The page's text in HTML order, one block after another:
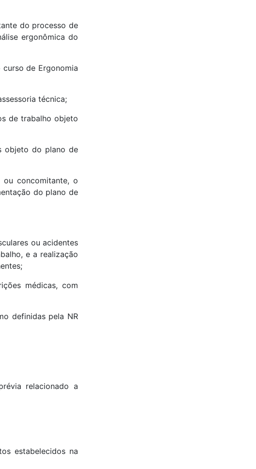
do processo de
ergonômica do
de Ergonomia
técnica;
de trabalho objeto
objeto do plano de
concomitante, o
do plano de
ou acidentes
e a realização
médicas, com
definidas pela NR
relacionado a
estabelecidos na